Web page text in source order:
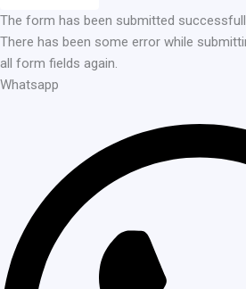
The form has been submitted
There has been some error while
all form fields again.
Whatsapp